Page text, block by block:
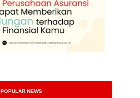
POPULAR NEWS